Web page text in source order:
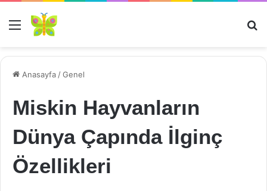
Menü
Anasayfa /Genel
Miskin Hayvanların
Dünya Çapında İlginç
Özellikleri